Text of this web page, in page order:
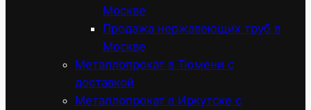
Москве
Продажа нержавеющих труб в
Москве
Металлопрокат в Тюмени с
доставкой
Металлопрокат в Иркутске с